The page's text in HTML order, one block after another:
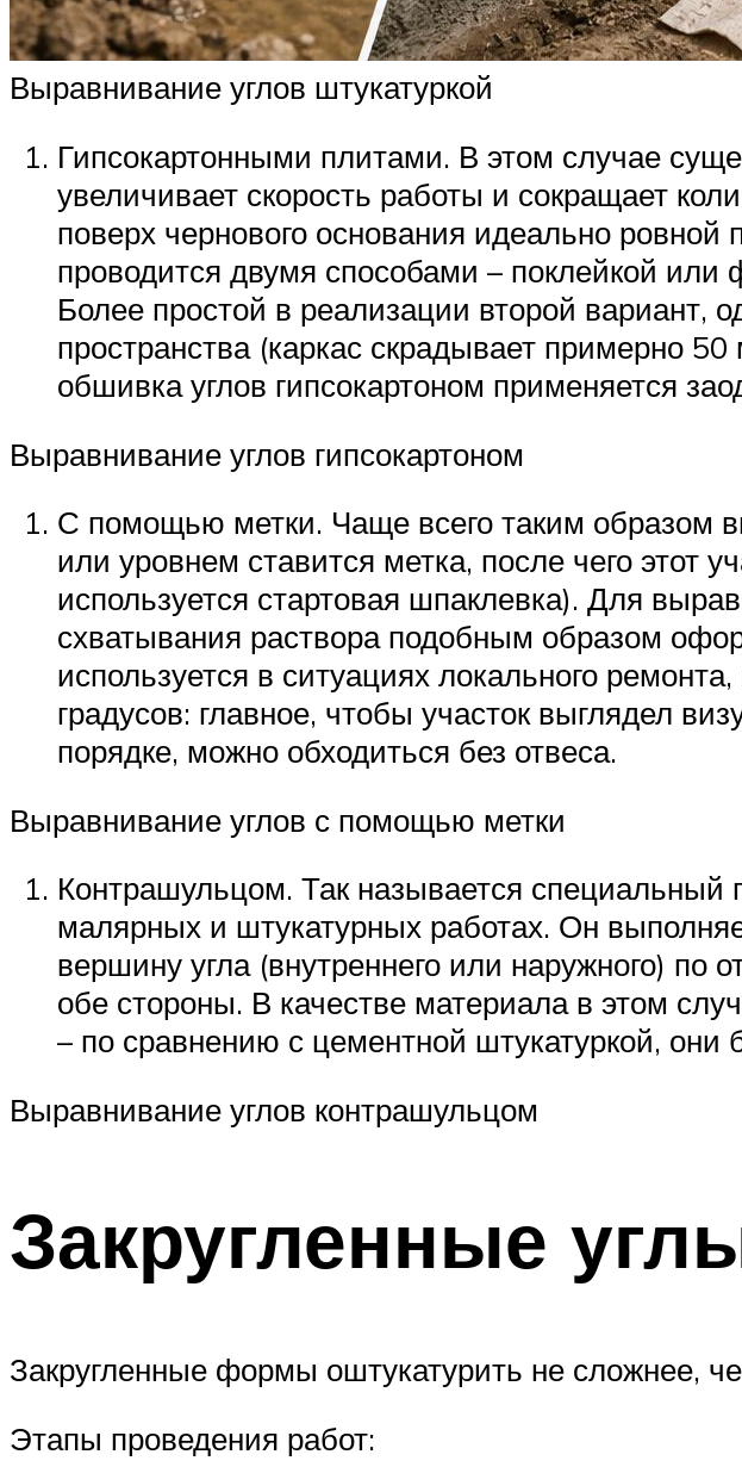
Выравнивание углов штукатуркой
Гипсокартонными плитами. В этом случае
увеличивает скорость работы и сокращает
поверх чернового основания идеально
проводится двумя способами – поклейкой
Более простой в реализации второй вариант,
пространства (каркас скрадывает примерно
обшивка углов гипсокартоном применяется
Выравнивание углов гипсокартоном
С помощью метки. Чаще всего таким образом
или уровнем ставится метка, после чего этот
используется стартовая шпаклевка). Для
схватывания раствора подобным образом
используется в ситуациях локального
градусов: главное, чтобы участок выглядел
порядке, можно обходиться без отвеса.
Выравнивание углов с помощью метки
Контрашульцом. Так называется специальный
малярных и штукатурных работах. Он
вершину угла (внутреннего или наружного) по
обе стороны. В качестве материала в этом
– по сравнению с цементной штукатуркой,
Выравнивание углов контрашульцом
Закругленные
Закругленные формы оштукатурить не сложнее,
Этапы проведения работ: